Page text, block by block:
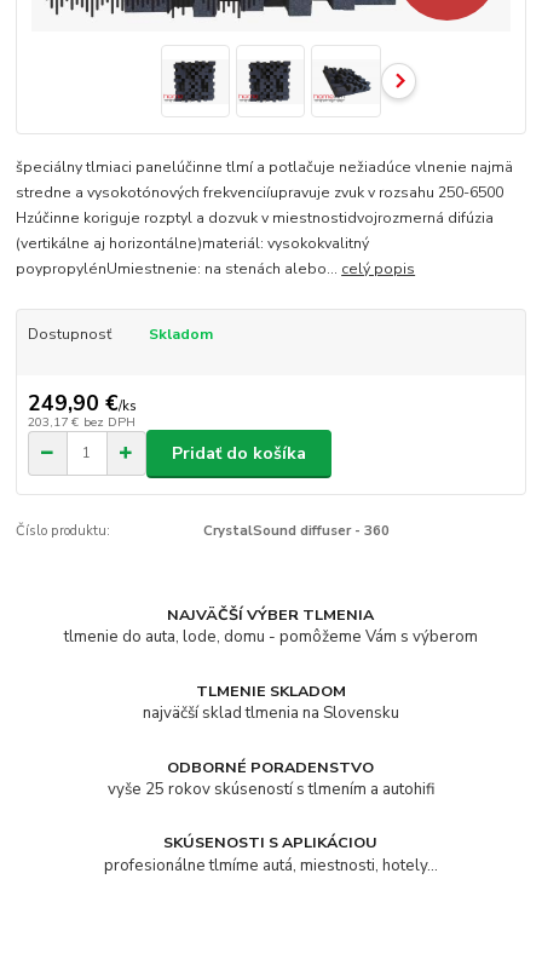
špeciálny tlmiaci panelúčinne tlmí a potlačuje nežiadúce vlnenie najmä
stredne a vysokotónových frekvenciíupravuje zvuk v rozsahu 250-6500
Hzúčinne koriguje rozptyl a dozvuk v miestnostidvojrozmerná difúzia
(vertikálne aj horizontálne)materiál: vysokokvalitný
poypropylénUmiestnenie: na stenách alebo... celý popis
Dostupnosť Skladom
249,90 €/ks
203,17 € bez DPH
Pridať do košíka
Číslo produktu: CrystalSound diffuser - 360
NAJVÄČŠÍ VÝBER TLMENIA
tlmenie do auta, lode, domu - pomôžeme Vám s výberom
TLMENIE SKLADOM
najväčší sklad tlmenia na Slovensku
ODBORNÉ PORADENSTVO
vyše 25 rokov skúseností s tlmením a autohifi
SKÚSENOSTI S APLIKÁCIOU
profesionálne tlmíme autá, miestnosti, hotely...